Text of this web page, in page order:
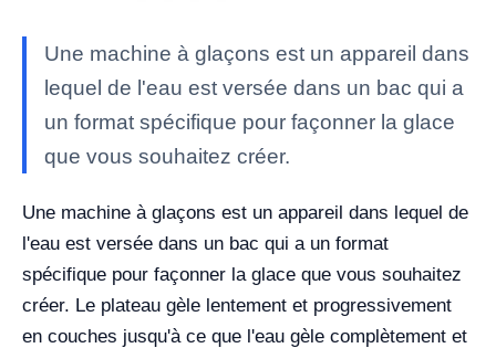
Une machine à glaçons est un appareil dans
lequel de l'eau est versée dans un bac qui a
un format spécifique pour façonner la glace
que vous souhaitez créer.
Une machine à glaçons est un appareil dans lequel de
l'eau est versée dans un bac qui a un format
spécifique pour façonner la glace que vous souhaitez
créer. Le plateau gèle lentement et progressivement
en couches jusqu'à ce que l'eau gèle complètement et